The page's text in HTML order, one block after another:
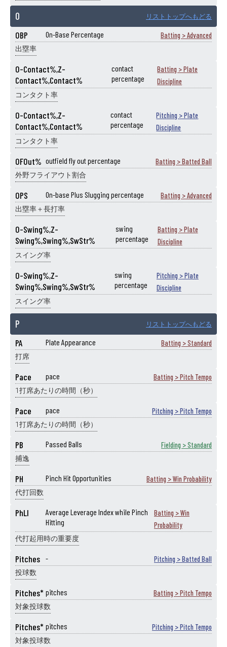
O リストトップへもどる
OBP On-Base Percentage Batting > Advanced
出塁率
O-Contact%,Z-
Contact%,Contact%
contact
percentage
Batting > Plate
Discipline
コンタクト率
O-Contact%,Z-
Contact%,Contact%
contact
percentage
Pitching > Plate
Discipline
コンタクト率
OFOut% outfield fly out percentage Batting > Batted Ball
外野フライアウト割合
OPS On-base Plus Slugging percentage Batting > Advanced
出塁率＋長打率
O-Swing%,Z-
Swing%,Swing%,SwStr%
swing
percentage
Batting > Plate
Discipline
スイング率
O-Swing%,Z-
Swing%,Swing%,SwStr%
swing
percentage
Pitching > Plate
Discipline
スイング率
P リストトップへもどる
PA Plate Appearance Batting > Standard
打席
Pace pace Batting > Pitch Tempo
1打席あたりの時間（秒）
Pace pace Pitching > Pitch Tempo
1打席あたりの時間（秒）
PB Passed Balls Fielding > Standard
捕逸
PH Pinch Hit Opportunities Batting > Win Probability
代打回数
PhLI
Average Leverage Index while Pinch
Hitting
Batting > Win
Probability
代打起用時の重要度
Pitches - Pitching > Batted Ball
投球数
Pitches* pitches Batting > Pitch Tempo
対象投球数
Pitches* pitches Pitching > Pitch Tempo
対象投球数